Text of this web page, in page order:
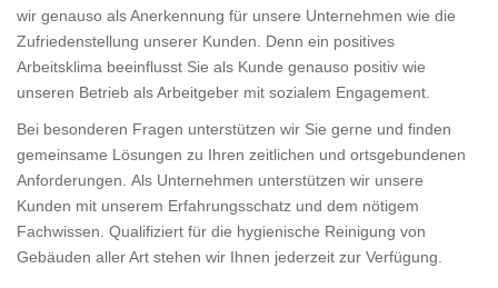
wir genauso als Anerkennung für unsere Unternehmen wie die
Zufriedenstellung unserer Kunden. Denn ein positives
Arbeitsklima beeinflusst Sie als Kunde genauso positiv wie
unseren Betrieb als Arbeitgeber mit sozialem Engagement.
Bei besonderen Fragen unterstützen wir Sie gerne und finden
gemeinsame Lösungen zu Ihren zeitlichen und ortsgebundenen
Anforderungen. Als Unternehmen unterstützen wir unsere
Kunden mit unserem Erfahrungsschatz und dem nötigem
Fachwissen. Qualifiziert für die hygienische Reinigung von
Gebäuden aller Art stehen wir Ihnen jederzeit zur Verfügung.